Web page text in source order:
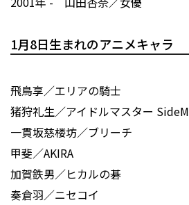
1月8日生まれのアニメキャラ
飛鳥享／エリアの騎士
猪狩礼生／アイドルマスター SideM
一貫坂慈楼坊／ブリーチ
甲斐／AKIRA
加賀鉄男／ヒカルの碁
奏倉羽／ニセコイ